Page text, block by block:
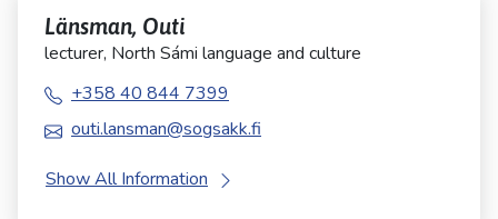
Länsman, Outi
lecturer, North Sámi language and culture
+358 40 844 7399
outi.lansman@sogsakk.fi
Show All Information